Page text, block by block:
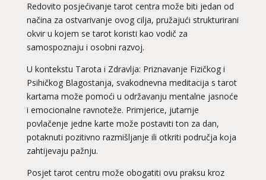
Redovito posjećivanje tarot centra može biti jedan od
načina za ostvarivanje ovog cilja, pružajući strukturirani
okvir u kojem se tarot koristi kao vodič za
samospoznaju i osobni razvoj.
U kontekstu Tarota i Zdravlja: Priznavanje Fizičkog i
Psihičkog Blagostanja, svakodnevna meditacija s tarot
kartama može pomoći u održavanju mentalne jasnoće
i emocionalne ravnoteže. Primjerice, jutarnje
povlačenje jedne karte može postaviti ton za dan,
potaknuti pozitivno razmišljanje ili otkriti područja koja
zahtijevaju pažnju.
Posjet tarot centru može obogatiti ovu praksu kroz